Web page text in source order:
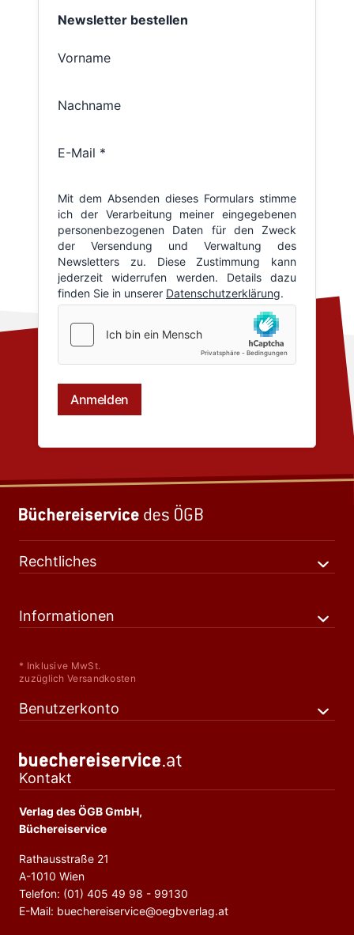
Rechtliches
Informationen
* Inklusive MwSt.
zuzüglich Versandkosten
Benutzerkonto
Kontakt
Verlag des ÖGB GmbH,
Büchereiservice
Rathausstraße 21
A-1010 Wien
Telefon: (01) 405 49 98 - 99130
E-Mail: buechereiservice@oegbverlag.at